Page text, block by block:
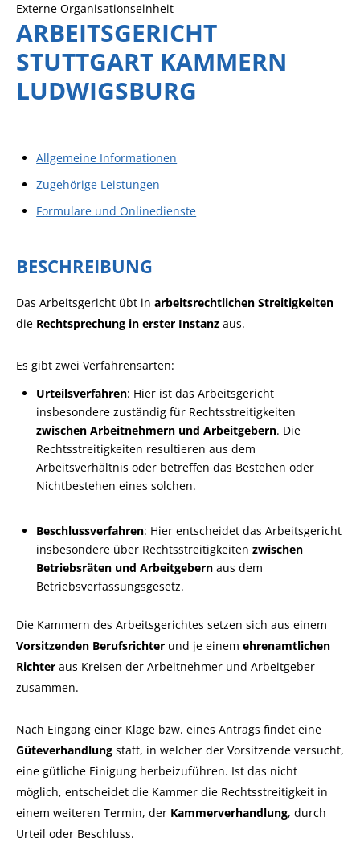
Externe Organisationseinheit
ARBEITSGERICHT
STUTTGART KAMMERN
LUDWIGSBURG
Allgemeine Informationen
Zugehörige Leistungen
Formulare und Onlinedienste
BESCHREIBUNG
Das Arbeitsgericht übt in arbeitsrechtlichen Streitigkeiten
die Rechtsprechung in erster Instanz aus.
Es gibt zwei Verfahrensarten:
Urteilsverfahren: Hier ist das Arbeitsgericht
insbesondere zuständig für Rechtsstreitigkeiten
zwischen Arbeitnehmern und Arbeitgebern. Die
Rechtsstreitigkeiten resultieren aus dem
Arbeitsverhältnis oder betreffen das Bestehen oder
Nichtbestehen eines solchen.
Beschlussverfahren: Hier entscheidet das Arbeitsgericht
insbesondere über Rechtsstreitigkeitenzwischen
Betriebsräten und Arbeitgebern aus dem
Betriebsverfassungsgesetz.
Die Kammern des Arbeitsgerichtes setzen sich aus einem
Vorsitzenden Berufsrichter und je einem ehrenamtlichen
Richter aus Kreisen der Arbeitnehmer und Arbeitgeber
zusammen.
Nach Eingang einer Klage bzw. eines Antrags findet eine
Güteverhandlung statt, in welcher der Vorsitzende versucht,
eine gütliche Einigung herbeizuführen. Ist das nicht
möglich, entscheidet die Kammer die Rechtsstreitigkeit in
einem weiteren Termin, der Kammerverhandlung, durch
Urteil oder Beschluss.